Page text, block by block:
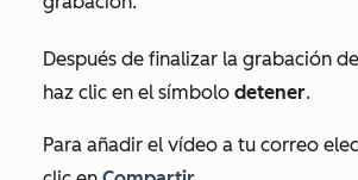
Después de finalizar la grabación
haz clic en el símbolo detener.
Para añadir el vídeo a tu correo